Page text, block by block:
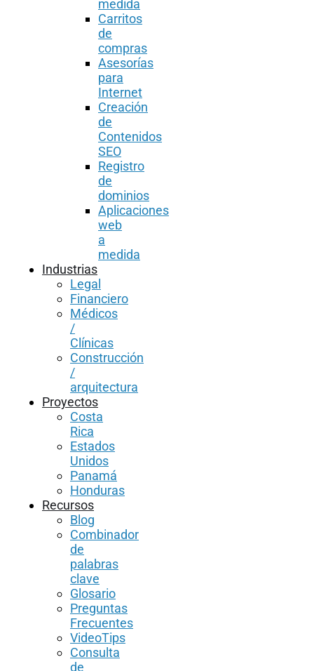
medida
Carritos
de
compras
Asesorías
para
Internet
Creación
de
Contenidos
SEO
Registro
de
dominios
Aplicaciones
web
a
medida
Industrias
Legal
Financiero
Médicos
/
Clínicas
Construcción
/
arquitectura
Proyectos
Costa
Rica
Estados
Unidos
Panamá
Honduras
Recursos
Blog
Combinador
de
palabras
clave
Glosario
Preguntas
Frecuentes
VideoTips
Consulta
de